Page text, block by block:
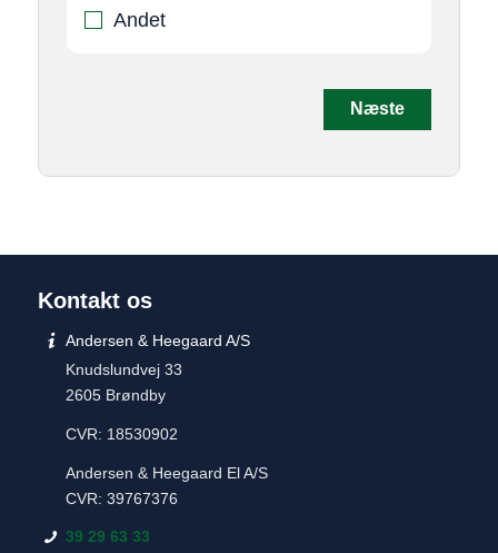
Andet
Kontakt os
Andersen & Heegaard A/S
Knudslundvej 33
2605 Brøndby
CVR: 18530902
Andersen & Heegaard El A/S
CVR: 39767376
39 29 63 33